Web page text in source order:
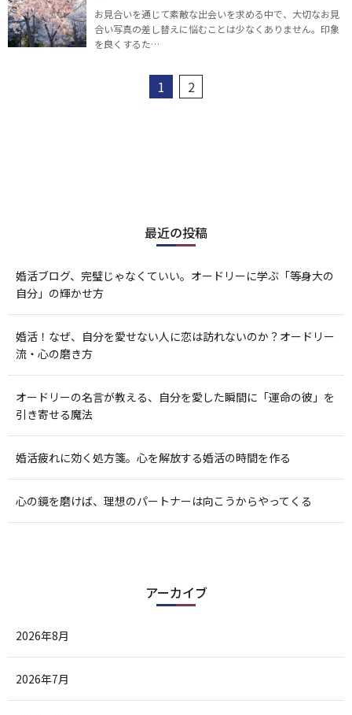
お見合いを通じて素敵な出会いを求める中で、大切なお見
合い写真の差し替えに悩むことは少なくありません。印象
を良くするた…
1 2
最近の投稿
婚活ブログ、完璧じゃなくていい。オードリーに学ぶ「等身大の
自分」の輝かせ方
婚活！なぜ、自分を愛せない人に恋は訪れないのか？オードリー
流・心の磨き方
オードリーの名言が教える、自分を愛した瞬間に「運命の彼」を
引き寄せる魔法
婚活疲れに効く処方箋。心を解放する婚活の時間を作る
心の鏡を磨けば、理想のパートナーは向こうからやってくる
アーカイブ
2026年8月
2026年7月